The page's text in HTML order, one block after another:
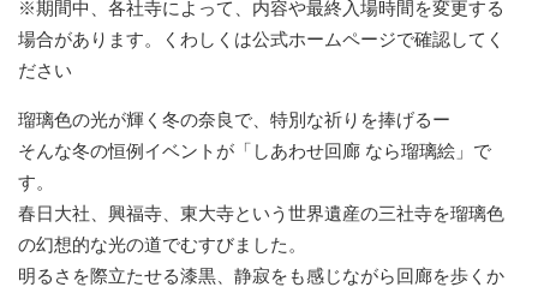
※期間中、各社寺によって、内容や最終入場時間を変更する
場合があります。くわしくは公式ホームページで確認してく
ださい
瑠璃色の光が輝く冬の奈良で、特別な祈りを捧げるー
そんな冬の恒例イベントが「しあわせ回廊 なら瑠璃絵」で
す。
春日大社、興福寺、東大寺という世界遺産の三社寺を瑠璃色
の幻想的な光の道でむすびました。
明るさを際立たせる漆黒、静寂をも感じながら回廊を歩くか